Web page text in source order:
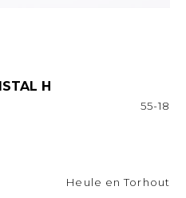
H
55-18
Heule en Torhout